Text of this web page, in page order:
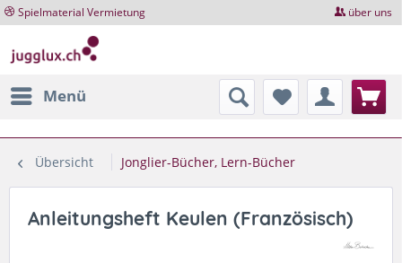
Spielmaterial Vermietung über uns
Menü
Übersicht Jonglier-Bücher, Lern-Bücher
Anleitungsheft Keulen (Französisch)